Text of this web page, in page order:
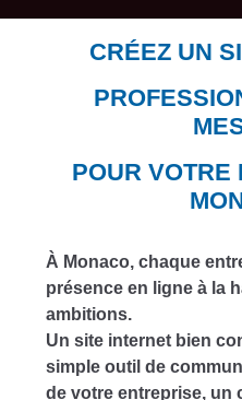
CRÉEZ UN
POUR VOTRE
À Monaco, chaque
présence en ligne à la
ambitions.
Un site internet bien
simple outil de
de votre entreprise, un